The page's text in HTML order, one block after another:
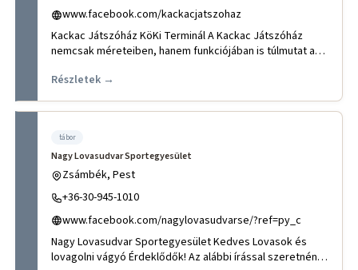
www.facebook.com/kackacjatszohaz
Kackac Játszóház KöKi Terminál A Kackac Játszóház
nemcsak méreteiben, hanem funkciójában is túlmutat a
Részletek →
tábor
Nagy Lovasudvar Sportegyesület
Zsámbék, Pest
+36-30-945-1010
www.facebook.com/nagylovasudvarse/?ref=py_c
Nagy Lovasudvar Sportegyesület Kedves Lovasok és
lovagolni vágyó Érdeklődők! Az alábbi írással szeretnénk